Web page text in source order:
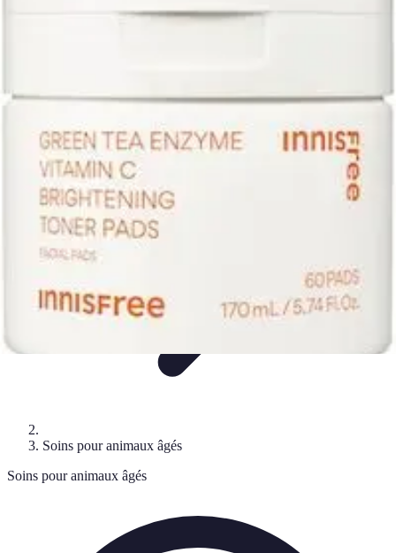
Soins Animaux Âgés
Soins pour animaux âgés
Soins pour animaux âgés